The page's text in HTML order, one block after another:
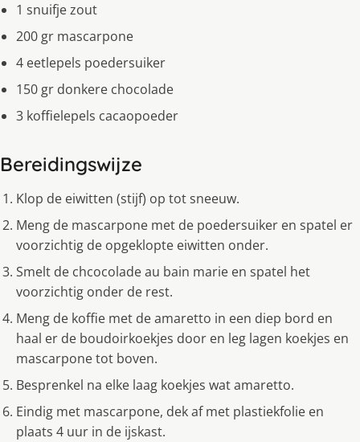
1 snuifje zout
200 gr mascarpone
4 eetlepels poedersuiker
150 gr donkere chocolade
3 koffielepels cacaopoeder
Bereidingswijze
Klop de eiwitten (stijf) op tot sneeuw.
Meng de mascarpone met de poedersuiker en spatel er
voorzichtig de opgeklopte eiwitten onder.
Smelt de chcocolade au bain marie en spatel het
voorzichtig onder de rest.
Meng de koffie met de amaretto in een diep bord en
haal er de boudoirkoekjes door en leg lagen koekjes en
mascarpone tot boven.
Besprenkel na elke laag koekjes wat amaretto.
Eindig met mascarpone, dek af met plastiekfolie en
plaats 4 uur in de ijskast.